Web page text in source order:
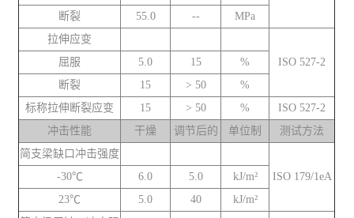
断裂
55.0 --
MPa
拉伸应变
ISO 527-2
屈服 5.0 15
%
断裂
15 > 50
%
标称拉伸断裂应变
15 > 50 %
ISO 527-2
冲击性能
干燥 调节后的 单位制
测试方法
简支梁缺口冲击强度
ISO 179/1eA
-30℃ 6.0 5.0
kJ/m²
23℃
5.0 40
kJ/m²